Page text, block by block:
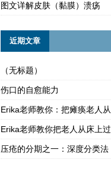
图文详解皮肤（黏膜）溃疡
近期文章
（无标题）
伤口的自愈能力
Erika老师教你：把瘫痪老人
Erika老师教你把老人从床上
压疮的分期之一：深度分类法